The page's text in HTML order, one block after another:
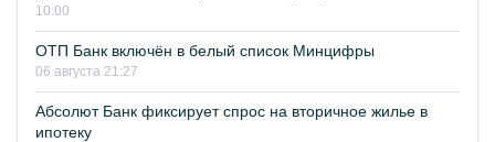
10:00
ОТП Банк включён в белый список Минцифры
06 августа 21:27
Абсолют Банк фиксирует спрос на вторичное жилье в
ипотеку